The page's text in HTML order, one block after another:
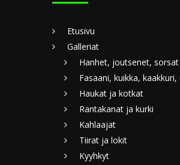
Etusivu
Galleriat
Hanhet, joutsenet, sorsat
Fasaani, kuikka,
Haukat ja kotkat
Rantakanat ja kurki
Kahlaajat
Tiirat ja lokit
Kyyhkyt